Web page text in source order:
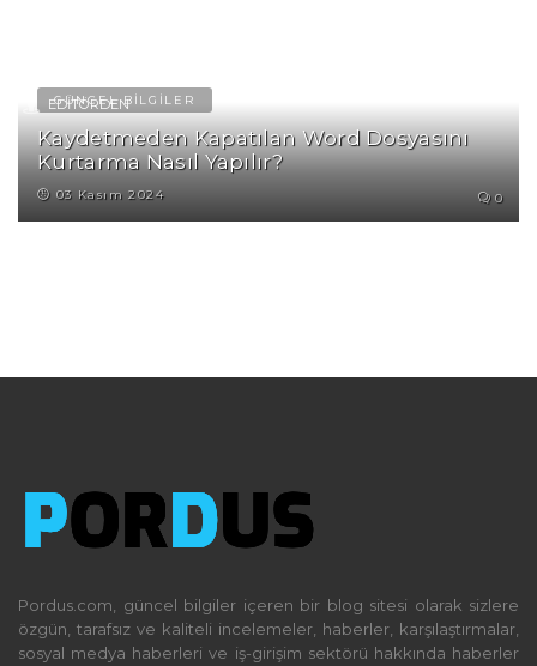
EDITÖRDEN
GÜNCEL BİLGİLER
Kaydetmeden Kapatılan Word Dosyasını
Kurtarma Nasıl Yapılır?
03 Kasım 2024 0
Pordus.com, güncel bilgiler içeren bir blog sitesi olarak sizlere
özgün, tarafsız ve kaliteli incelemeler, haberler, karşılaştırmalar,
sosyal medya haberleri ve iş-girişim sektörü hakkında haberler